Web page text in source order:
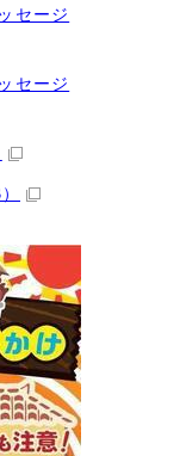
セージ
セージ